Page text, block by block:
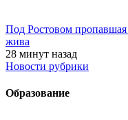
Под Ростовом пропавшая
жива
28 минут назад
Новости рубрики
Образование